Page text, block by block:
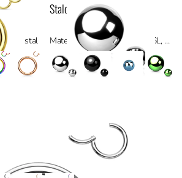
PVD, stal
Stalowa kulka z gwintem
Materiał: stal chirurgiczna 316L, stal
materiały hipoalergiczne